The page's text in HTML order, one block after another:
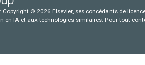
Copyright © 2026 Elsevier, ses concédants de
en IA et aux technologies similaires. Pour tout